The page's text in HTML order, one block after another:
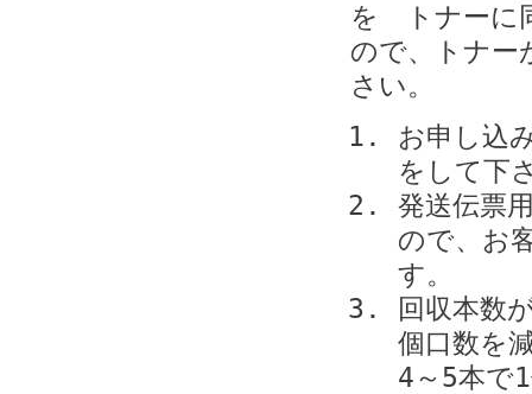
を トナーに
ので、トナ
さい。
お申し込
をして下
発送伝票
ので、お
す。
回収本数
個口数を
4～5本で